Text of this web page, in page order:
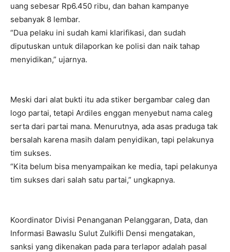
uang sebesar Rp6.450 ribu, dan bahan kampanye
sebanyak 8 lembar.
“Dua pelaku ini sudah kami klarifikasi, dan sudah
diputuskan untuk dilaporkan ke polisi dan naik tahap
menyidikan,” ujarnya.
Meski dari alat bukti itu ada stiker bergambar caleg dan
logo partai, tetapi Ardiles enggan menyebut nama caleg
serta dari partai mana. Menurutnya, ada asas praduga tak
bersalah karena masih dalam penyidikan, tapi pelakunya
tim sukses.
“Kita belum bisa menyampaikan ke media, tapi pelakunya
tim sukses dari salah satu partai,” ungkapnya.
Koordinator Divisi Penanganan Pelanggaran, Data, dan
Informasi Bawaslu Sulut Zulkifli Densi mengatakan,
sanksi yang dikenakan pada para terlapor adalah pasal